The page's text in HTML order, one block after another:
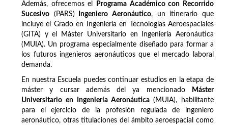
Además, ofrecemos el
Programa Académico con Recorrido
Sucesivo (PARS) Ingeniero Aeronáutico, un itinerario que
incluye el Grado en Ingeniería en Tecnologías Aeroespaciales
(GITA) y el Máster Universitario en Ingeniería Aeronáutica
(MUIA). Un programa especialmente diseñado para formar a
los futuros ingenieros aeronáuticos que el mercado laboral
demanda.
En nuestra Escuela puedes continuar estudios en la etapa de
máster y cursar además del ya mencionado
Máster
Universitario en Ingeniería Aeronáutica(MUIA), habilitante
para el ejercicio de la profesión regulada de ingeniero
aeronáutico, otras titulaciones del ámbito aeroespacial como